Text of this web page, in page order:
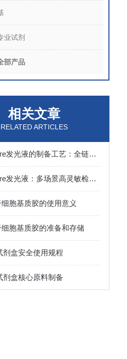
业试剂
部产品
相关文章
RELATED ARTICLES
Millipore发光液的制备工艺：全链路质控保障检测性能稳定
Millipore发光液：多场景高灵敏检测的核心试剂支撑
胞基质胶的使用意义
细胞基质胶的准备和存储
剂盒安全使用规程
剂盒核心原料制备